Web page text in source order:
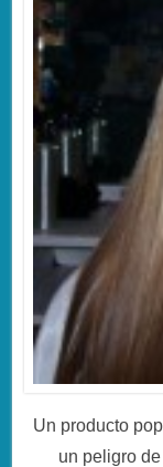
Un producto
un peligro